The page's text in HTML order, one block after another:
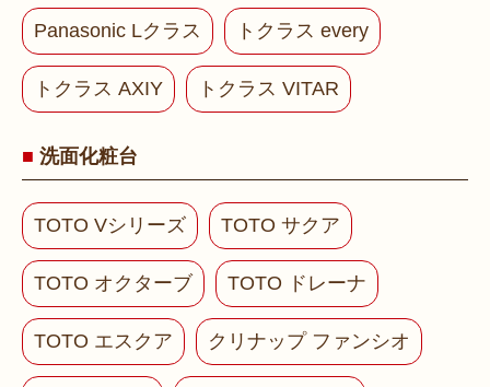
Panasonic Lクラス トクラス every
トクラス AXIY トクラス VITAR
洗面化粧台
TOTO Vシリーズ TOTO サクア
TOTO オクターブ TOTO ドレーナ
TOTO エスクア クリナップ ファンシオ